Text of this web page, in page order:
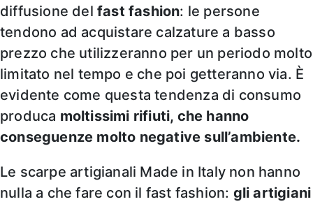
diffusione del fast fashion: le persone
tendono ad acquistare calzature a basso
prezzo che utilizzeranno per un periodo molto
limitato nel tempo e che poi getteranno via. È
evidente come questa tendenza di consumo
produca moltissimi rifiuti, che hanno
conseguenze molto negative sull’ambiente.
Le scarpe artigianali Made in Italy non hanno
nulla a che fare con il fast fashion: gli artigiani